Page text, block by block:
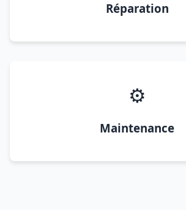
Réparation
⚙️
Maintenance